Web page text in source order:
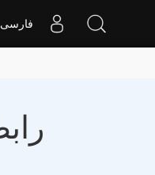
فارسی